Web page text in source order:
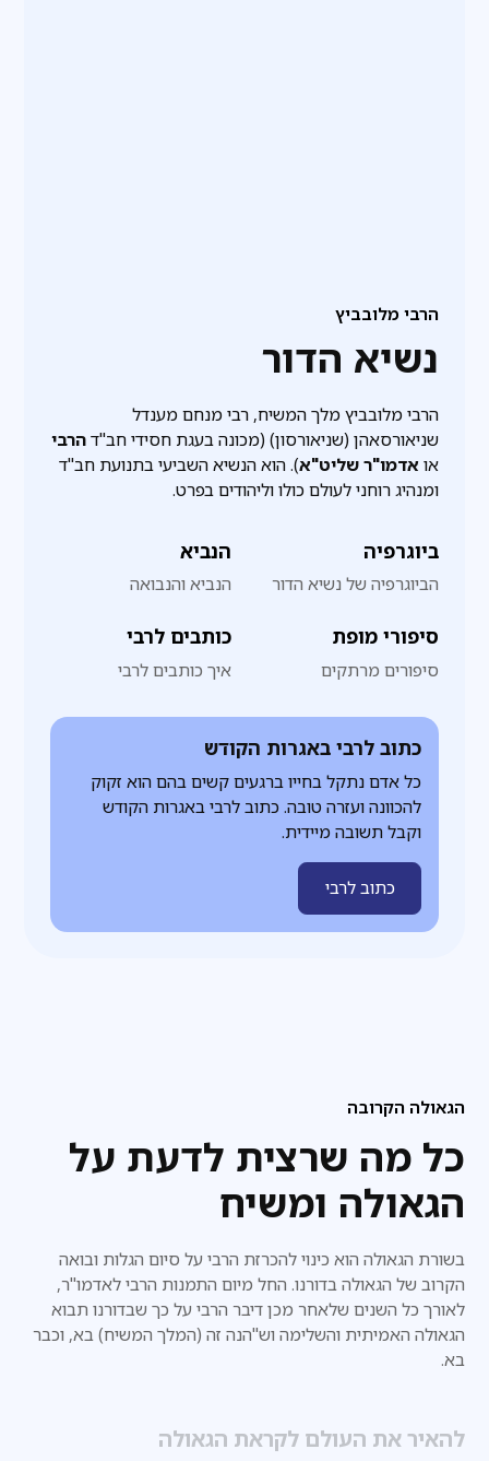
הרבי מלובביץ
נשיא הדור
הרבי מלובביץ מלך המשיח, רבי מנחם מענדל
שניאורסאהן (שניאורסון) (מכונה בעגת חסידי חב"דהרבי
אואדמו"ר שליט"א). הוא הנשיא השביעי בתנועת חב"ד
ומנהיג רוחני לעולם כולו וליהודים בפרט.
ביוגרפיה
הביוגרפיה של נשיא הדור
הנביא
הנביא והנבואה
סיפורי מופת
סיפורים מרתקים
כותבים לרבי
איך כותבים לרבי
כתוב לרבי באגרות הקודש
כל אדם נתקל בחייו ברגעים קשים בהם הוא זקוק
להכוונה ועזרה טובה. כתוב לרבי באגרות הקודש
וקבל תשובה מיידית.
כתוב לרבי
הגאולה הקרובה
כל מה שרצית לדעת על
הגאולה ומשיח
בשורת הגאולה הוא כינוי להכרזת הרבי על סיום הגלות ובואה
הקרוב של הגאולה בדורנו. החל מיום התמנות הרבי לאדמו"ר,
לאורך כל השנים שלאחר מכן דיבר הרבי על כך שבדורנו תבוא
הגאולה האמיתית והשלימה וש"הנה זה (המלך המשיח) בא, וכבר
בא.
להאיר את העולם לקראת הגאולה